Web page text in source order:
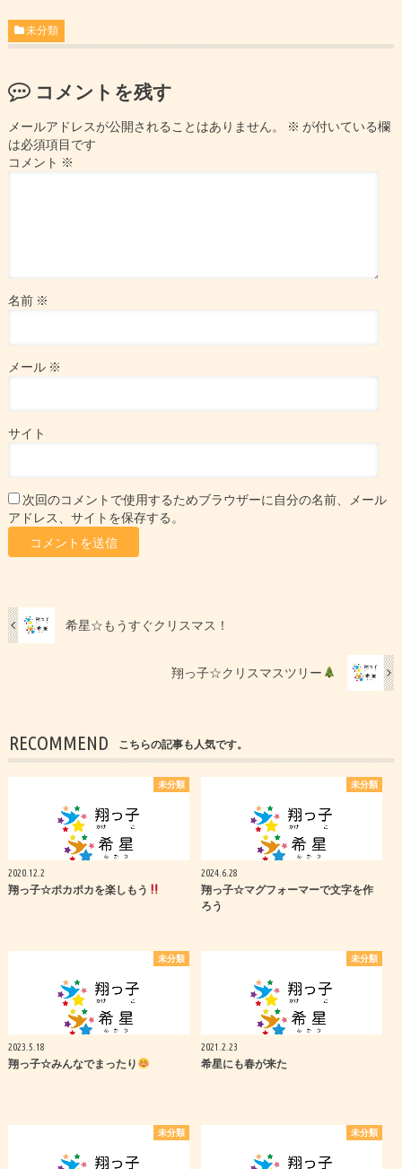
未分類
コメントを残す
メールアドレスが公開されることはありません。 ※ が付いている欄
は必須項目です
コメント ※
名前 ※
メール ※
サイト
次回のコメントで使用するためブラウザーに自分の名前、メール
アドレス、サイトを保存する。
希星☆もうすぐクリスマス！
翔っ子☆クリスマスツリー
RECOMMEND こちらの記事も人気です。
未分類
2020.12.2
翔っ子☆ポカポカを楽しもう
未分類
2024.6.28
翔っ子☆マグフォーマーで文字を作
ろう
未分類
2023.5.18
翔っ子☆みんなでまったり
未分類
2021.2.23
希星にも春が来た
未分類 未分類